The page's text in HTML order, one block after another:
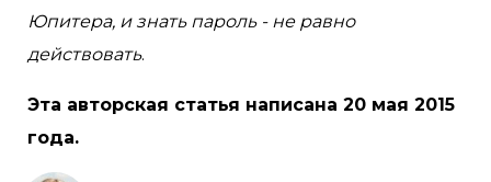
Юпитера, и знать пароль - не равно
действовать.
Эта авторская статья написана 20 мая 2015
года.